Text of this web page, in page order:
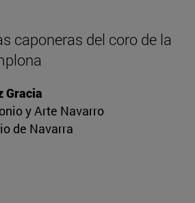
caponeras del coro de la
Gracia
y Arte Navarro
de Navarra